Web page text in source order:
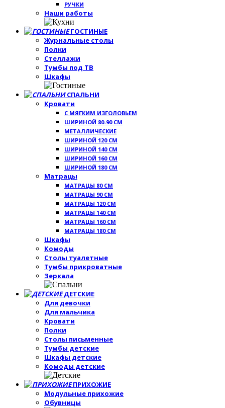
РУЧКИ
Наши работы
ГОСТИНЫЕ
Журнальные столы
Полки
Стеллажи
Тумбы под ТВ
Шкафы
СПАЛЬНИ
Кровати
С МЯГКИМ ИЗГОЛОВЬЕМ
ШИРИНОЙ 80-90 СМ
МЕТАЛЛИЧЕСКИЕ
ШИРИНОЙ 120 СМ
ШИРИНОЙ 140 СМ
ШИРИНОЙ 160 СМ
ШИРИНОЙ 180 СМ
Матрацы
МАТРАЦЫ 80 СМ
МАТРАЦЫ 90 СМ
МАТРАЦЫ 120 СМ
МАТРАЦЫ 140 СМ
МАТРАЦЫ 160 СМ
МАТРАЦЫ 180 СМ
Шкафы
Комоды
Столы туалетные
Тумбы прикроватные
Зеркала
ДЕТСКИЕ
Для девочки
Для мальчика
Кровати
Полки
Столы письменные
Тумбы детские
Шкафы детские
Комоды детские
ПРИХОЖИЕ
Модульные прихожие
Обувницы